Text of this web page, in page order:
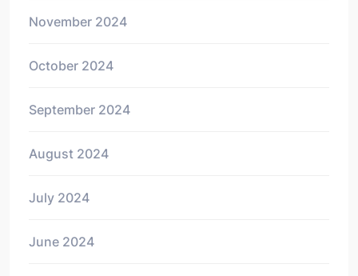
November 2024
October 2024
September 2024
August 2024
July 2024
June 2024